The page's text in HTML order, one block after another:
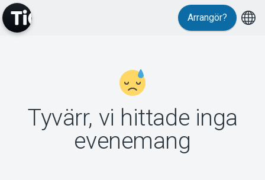
Support
Arrangör?
Tyvärr, vi hittade inga
evenemang